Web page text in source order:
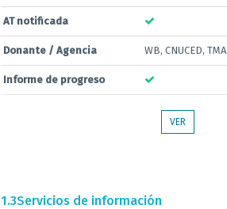
AT notificada
Donante / Agencia WB, CNUCED, TMA
Informe de progreso
VER
1.3Servicios de información